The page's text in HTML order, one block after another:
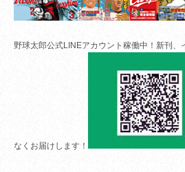
野球太郎公式LINEアカウント稼働中！新刊、
なくお届けします！